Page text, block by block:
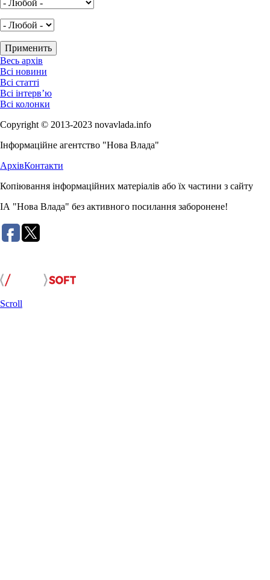
Весь архів
Всі новини
Всі статті
Всі інтерв’ю
Всі колонки
Copyright © 2013-2023 novavlada.info
Інформаційне агентство "Нова Влада"
АрхівКонтакти
Копіювання інформаційних матеріалів або їх частини з сайту
ІА "Нова Влада" без активного посилання заборонене!
Scroll